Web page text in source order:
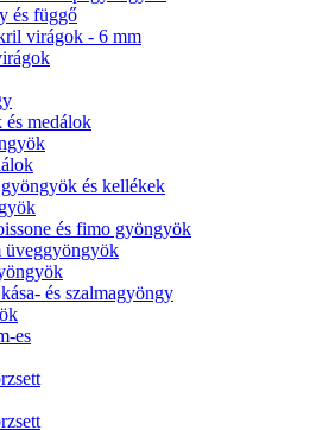
és függő
virágok - 6 mm
medálok
és kellékek
és fimo gyöngyök
üveggyöngyök
és szalmagyöngy
es